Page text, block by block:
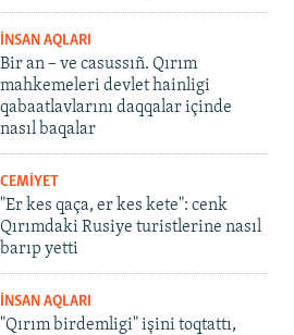
İNSAN AQLARI
Bir an – ve casussıñ. Qırım
mahkemeleri devlet hainligi
qabaatlavlarını daqqalar içinde
nasıl baqalar
CEMİYET
"Er kes qaça, er kes kete": cenk
Qırımdaki Rusiye turistlerine nasıl
barıp yetti
İNSAN AQLARI
"Qırım birdemligi" işini toqtattı,